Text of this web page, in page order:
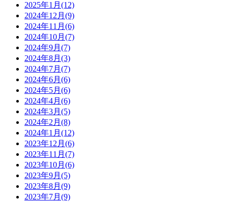
2025年1月(12)
2024年12月(9)
2024年11月(6)
2024年10月(7)
2024年9月(7)
2024年8月(3)
2024年7月(7)
2024年6月(6)
2024年5月(6)
2024年4月(6)
2024年3月(5)
2024年2月(8)
2024年1月(12)
2023年12月(6)
2023年11月(7)
2023年10月(6)
2023年9月(5)
2023年8月(9)
2023年7月(9)